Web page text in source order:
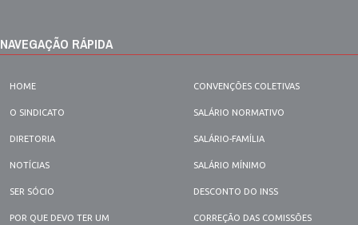
NAVEGAÇÃO RÁPIDA
HOME
O SINDICATO
DIRETORIA
NOTÍCIAS
SER SÓCIO
POR QUE DEVO TER UM
CONVENÇÕES COLETIVAS
SALÁRIO NORMATIVO
SALÁRIO-FAMÍLIA
SALÁRIO MÍNIMO
DESCONTO DO INSS
CORREÇÃO DAS COMISSÕES